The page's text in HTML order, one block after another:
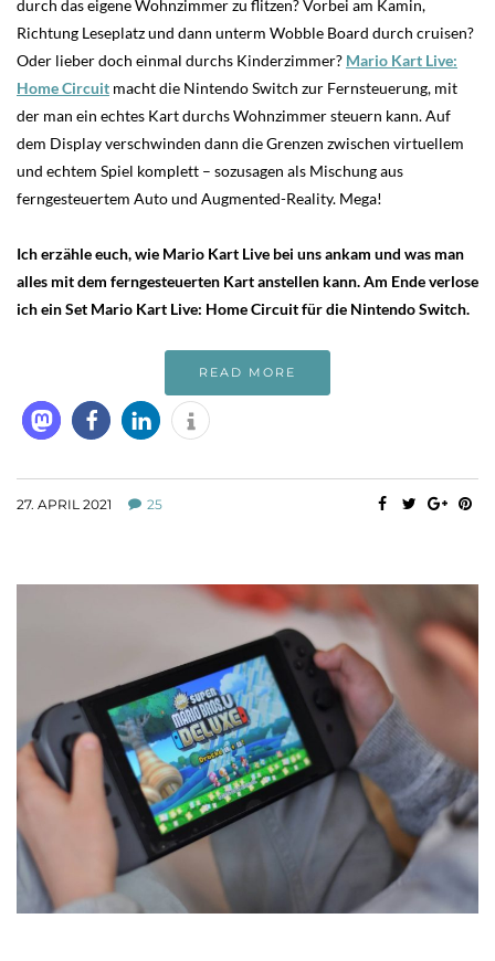
durch das eigene Wohnzimmer zu flitzen? Vorbei am Kamin,
Richtung Leseplatz und dann unterm Wobble Board durch cruisen?
Oder lieber doch einmal durchs Kinderzimmer? Mario Kart Live:
Home Circuit macht die Nintendo Switch zur Fernsteuerung, mit
der man ein echtes Kart durchs Wohnzimmer steuern kann. Auf
dem Display verschwinden dann die Grenzen zwischen virtuellem
und echtem Spiel komplett – sozusagen als Mischung aus
ferngesteuertem Auto und Augmented-Reality. Mega!
Ich erzähle euch, wie Mario Kart Live bei uns ankam und was man
alles mit dem ferngesteuerten Kart anstellen kann. Am Ende verlose
ich ein Set Mario Kart Live: Home Circuit für die Nintendo Switch.
READ MORE
27. APRIL 2021 25